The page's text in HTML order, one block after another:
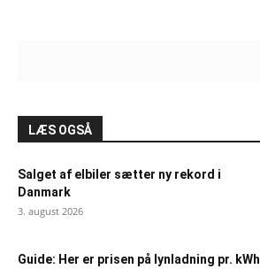
LÆS OGSÅ
Salget af elbiler sætter ny rekord i
Danmark
3. august 2026
Guide: Her er prisen på lynladning pr. kWh